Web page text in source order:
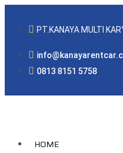
PT.KANAYA MULTI
0813 8151 5758
HOME